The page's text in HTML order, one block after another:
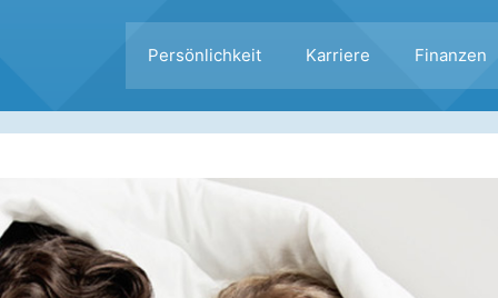
Persönlichkeit Karriere Finanzen